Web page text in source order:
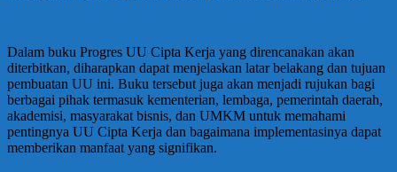
Dalam buku Progres UU Cipta Kerja yang direncanakan akan
diterbitkan, diharapkan dapat menjelaskan latar belakang dan tujuan
pembuatan UU ini. Buku tersebut juga akan menjadi rujukan bagi
berbagai pihak termasuk kementerian, lembaga, pemerintah daerah,
akademisi, masyarakat bisnis, dan UMKM untuk memahami
pentingnya UU Cipta Kerja dan bagaimana implementasinya dapat
memberikan manfaat yang signifikan.